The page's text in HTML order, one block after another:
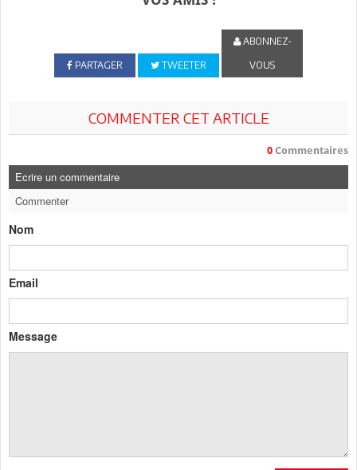
PARTAGER TWEETER
ABONNEZ-
VOUS
COMMENTER CET ARTICLE
0 Commentaires
Ecrire un commentaire
Commenter
Nom
Email
Message